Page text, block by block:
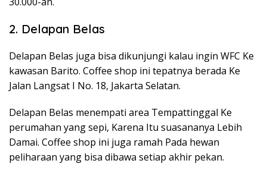
2. Delapan Belas
Delapan Belas juga bisa dikunjungi kalau ingin WFC Ke
kawasan Barito. Coffee shop ini tepatnya berada Ke
Jalan Langsat I No. 18, Jakarta Selatan.
Delapan Belas menempati area Tempattinggal Ke
perumahan yang sepi, Karena Itu suasananya Lebih
Damai. Coffee shop ini juga ramah Pada hewan
peliharaan yang bisa dibawa setiap akhir pekan.